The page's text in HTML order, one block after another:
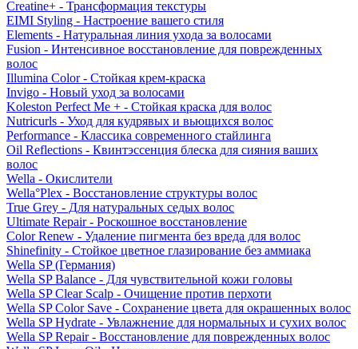
Creatine+ - Трансформация текстуры
EIMI Styling - Настроение вашего стиля
Elements - Натуральная линия ухода за волосами
Fusion - Интенсивное восстановление для поврежденных
волос
Illumina Color - Стойкая крем-краска
Invigo - Новый уход за волосами
Koleston Perfect Me + - Стойкая краска для волос
Nutricurls - Уход для кудрявых и вьющихся волос
Performance - Классика современного стайлинга
Oil Reflections - Квинтэссенция блеска для сияния ваших
волос
Wella - Окислители
Wella°Plex - Восстановление структуры волос
True Grey - Для натуральных седых волос
Ultimate Repair - Роскошное восстановление
Color Renew - Удаление пигмента без вреда для волос
Shinefinity - Стойкое цветное глазирование без аммиака
Wella SP (Германия)
Wella SP Balance - Для чувствительной кожи головы
Wella SP Clear Scalp - Очищение против перхоти
Wella SP Color Save - Сохранение цвета для окрашенных волос
Wella SP Hydrate - Увлажнение для нормальных и сухих волос
Wella SP Repair - Восстановление для поврежденных волос